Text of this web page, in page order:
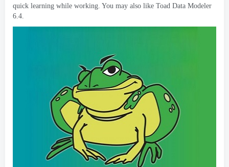
quick learning while working. You may also like Toad Data Modeler
6.4.